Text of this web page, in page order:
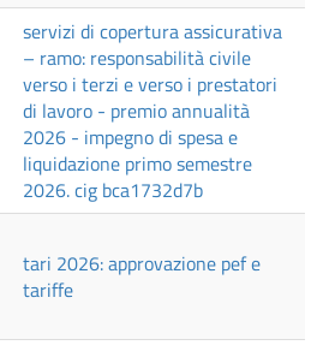
servizi di copertura assicurativa
– ramo: responsabilità civile
verso i terzi e verso i prestatori
di lavoro - premio annualità
2026 - impegno di spesa e
liquidazione primo semestre
2026. cig bca1732d7b
tari 2026: approvazione pef e
tariffe